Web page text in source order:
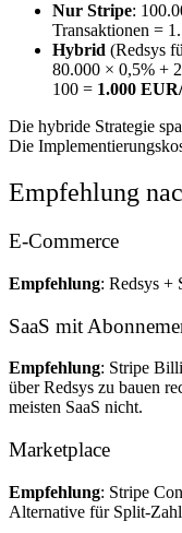
Nur Stripe:
Transaktionen =
Hybrid (Redsys
80.000 × 0,5% +
100 = 1.000
Die hybride Strategie
Die
Empfehlung
E-Commerce
Empfehlung: Redsys +
SaaS mit
Empfehlung: Stripe
über Redsys zu bauen
meisten SaaS nicht.
Marketplace
Empfehlung: Stripe
Alternative für Split-